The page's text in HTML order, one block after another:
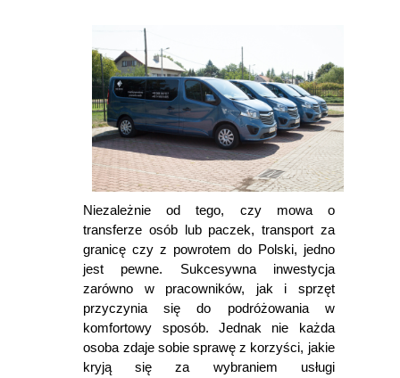
Niezależnie od tego, czy mowa o
transferze osób lub paczek, transport za
granicę czy z powrotem do Polski, jedno
jest pewne. Sukcesywna inwestycja
zarówno w pracowników, jak i sprzęt
przyczynia się do podróżowania w
komfortowy sposób. Jednak nie każda
osoba zdaje sobie sprawę z korzyści, jakie
kryją się za wybraniem usługi